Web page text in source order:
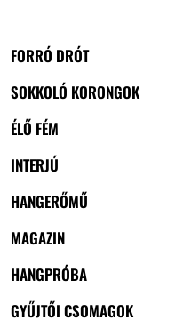
FORRÓ DRÓT
SOKKOLÓ KORONGOK
ÉLŐ FÉM
INTERJÚ
HANGERŐMŰ
MAGAZIN
HANGPRÓBA
GYŰJTŐI CSOMAGOK